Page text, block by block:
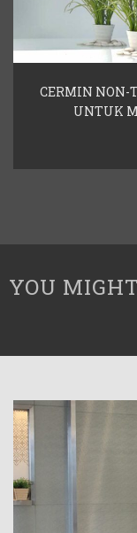
CERMIN NON-
UNTUK
YOU